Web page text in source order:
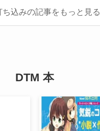
ち込みの記事をもっと見る
DTM 本